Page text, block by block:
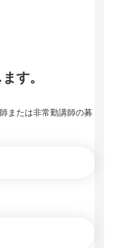
す。
または非常勤講師の募